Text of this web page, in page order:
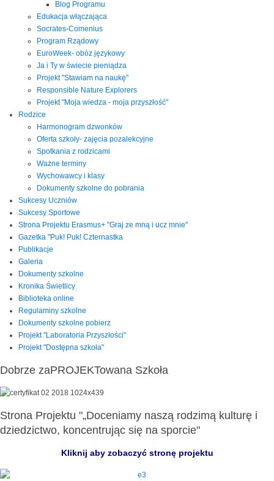
Blog Programu
Edukacja włączająca
Socrates-Comenius
Program Rządowy
EuroWeek- obóz językowy
Ja i Ty w świecie pieniądza
Projekt "Stawiam na naukę"
Responsible Nature Explorers
Projekt "Moja wiedza - moja przyszłość"
Rodzice
Harmonogram dzwonków
Oferta szkoły- zajęcia pozalekcyjne
Spotkania z rodzicami
Ważne terminy
Wychowawcy i klasy
Dokumenty szkolne do pobrania
Sukcesy Uczniów
Sukcesy Sportowe
Strona Projektu Erasmus+ "Graj ze mną i ucz mnie"
Gazetka "Puk! Puk! Czternastka
Publikacje
Galeria
Dokumenty szkolne
Kronika Świetlicy
Biblioteka online
Regulaminy szkolne
Dokumenty szkolne pobierz
Projekt "Laboratoria Przyszłości"
Projekt "Dostępna szkoła"
Dobrze zaPROJEKTowana Szkoła
Strona Projektu "„Doceniamy naszą rodzimą kulturę i
dziedzictwo, koncentrując się na sporcie"
Kliknij aby zobaczyć stronę projektu